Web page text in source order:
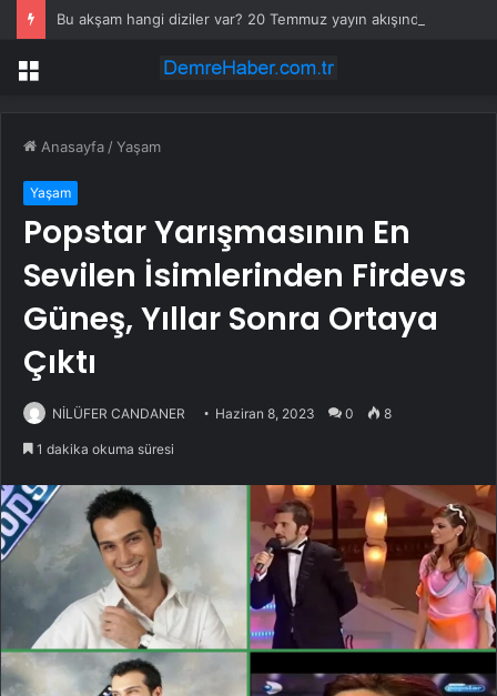
Menü
Anasayfa /Yaşam
Yaşam
Popstar Yarışmasının En
Sevilen İsimlerinden Firdevs
Güneş, Yıllar Sonra Ortaya
Çıktı
NİLÜFER CANDANER Haziran 8, 2023 0 8
1 dakika okuma süresi